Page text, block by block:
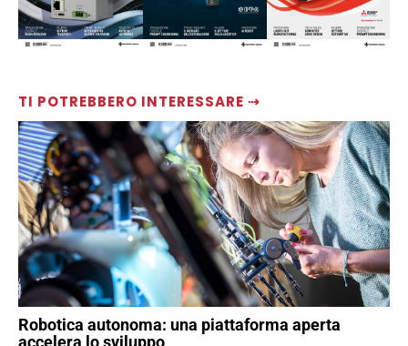
TI POTREBBERO INTERESSARE ⇢
Robotica autonoma: una piattaforma aperta
accelera lo sviluppo